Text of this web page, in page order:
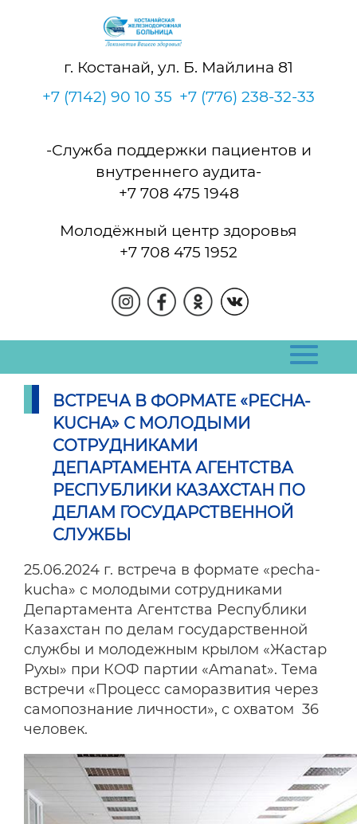
г. Костанай, ул. Б. Майлина 81
+7 (7142) 90 10 35 +7 (776) 238-32-33
-Служба поддержки пациентов и
внутреннего аудита-
+7 708 475 1948
Молодёжный центр здоровья
+7 708 475 1952
ВСТРЕЧА В ФОРМАТЕ «PECHA-
KUCHA» С МОЛОДЫМИ
СОТРУДНИКАМИ
ДЕПАРТАМЕНТА АГЕНТСТВА
РЕСПУБЛИКИ КАЗАХСТАН ПО
ДЕЛАМ ГОСУДАРСТВЕННОЙ
СЛУЖБЫ
25.06.2024 г. встреча в формате «pecha-
kucha» с молодыми сотрудниками
Департамента Агентства Республики
Казахстан по делам государственной
службы и молодежным крылом «Жастар
Рухы» при КОФ партии «Amanat». Тема
встречи «Процесс саморазвития через
самопознание личности», с охватом 36
человек.